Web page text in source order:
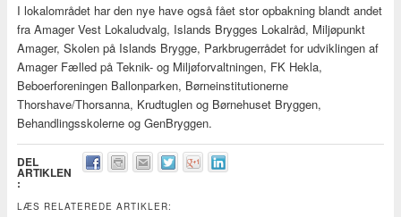
I lokalområdet har den nye have også fået stor opbakning blandt andet
fra Amager Vest Lokaludvalg, Islands Brygges Lokalråd, Miljøpunkt
Amager, Skolen på Islands Brygge, Parkbrugerrådet for udviklingen af
Amager Fælled på Teknik- og Miljøforvaltningen, FK Hekla,
Beboerforeningen Ballonparken, Børneinstitutionerne
Thorshave/Thorsanna, Krudtuglen og Børnehuset Bryggen,
Behandlingsskolerne og GenBryggen.
DEL
ARTIKLEN
:
LÆS RELATEREDE ARTIKLER: